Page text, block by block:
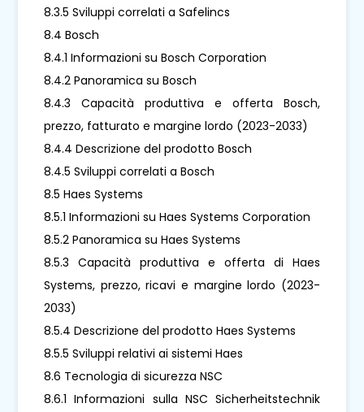
8.3.5 Sviluppi correlati a Safelincs
8.4 Bosch
8.4.1 Informazioni su Bosch Corporation
8.4.2 Panoramica su Bosch
8.4.3 Capacità produttiva e offerta Bosch,
prezzo, fatturato e margine lordo (2023-2033)
8.4.4 Descrizione del prodotto Bosch
8.4.5 Sviluppi correlati a Bosch
8.5 Haes Systems
8.5.1 Informazioni su Haes Systems Corporation
8.5.2 Panoramica su Haes Systems
8.5.3 Capacità produttiva e offerta di Haes
Systems, prezzo, ricavi e margine lordo (2023-
2033)
8.5.4 Descrizione del prodotto Haes Systems
8.5.5 Sviluppi relativi ai sistemi Haes
8.6 Tecnologia di sicurezza NSC
8.6.1 Informazioni sulla NSC Sicherheitstechnik